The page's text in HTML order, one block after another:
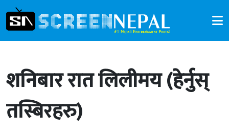
शनिबार रात लिलीमय (हेर्नुस्
तस्बिरहरु)